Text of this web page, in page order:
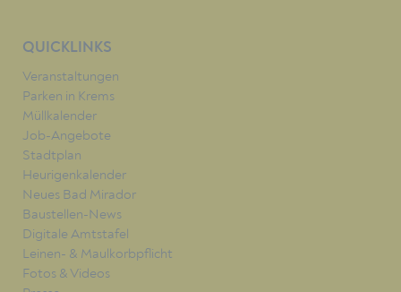
QUICKLINKS
Veranstaltungen
Parken in Krems
Müllkalender
Job-Angebote
Stadtplan
Heurigenkalender
Neues Bad Mirador
Baustellen-News
Digitale Amtstafel
Leinen- & Maulkorbpflicht
Fotos & Videos